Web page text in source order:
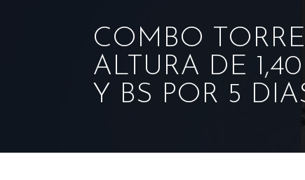
COMBO
ALTURA DE
Y BS POR 5